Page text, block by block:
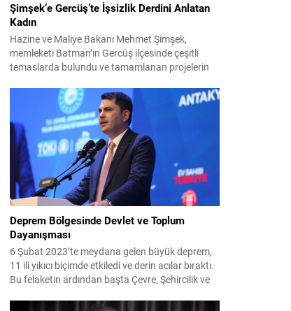
Şimşek’e Gercüş’te İşsizlik Derdini Anlatan
Kadın
Hazine ve Maliye Bakanı Mehmet Şimşek,
memleketi Batman’ın Gercüş ilçesinde çeşitli
temaslarda bulundu ve tamamlanan projelerin
sakinleriyle sohbet ettiği esnada bir yaşlı kadının
çocuklarının işsizliğine dair yakınmasını dinledi.
Kadının dertlerini Kürtçe olarak doğrudan Bakan
Şimşek’e aktarması, orada bulunanların ilgisini
çekti. Şimşek ise samimi bir...
Deprem Bölgesinde Devlet ve Toplum
Dayanışması
6 Şubat 2023’te meydana gelen büyük deprem,
11 ili yıkıcı biçimde etkiledi ve derin acılar bıraktı.
Bu felaketin ardından başta Çevre, Şehircilik ve
tüm kurumları, hayatı yeniden inşa etmek için